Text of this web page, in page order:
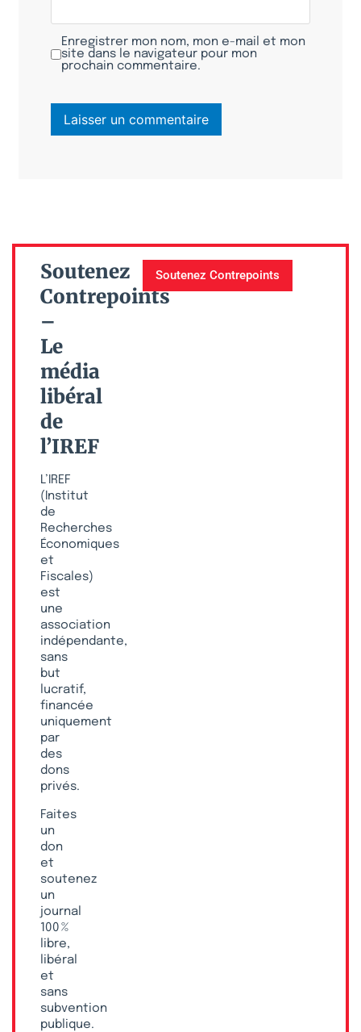
Enregistrer mon nom, mon e-mail et mon
site dans le navigateur pour mon
prochain commentaire.
Soutenez
Contrepoints
–
Le
média
libéral
de
l’IREF
L’IREF
(Institut
de
Recherches
Économiques
et
Fiscales)
est
une
association
indépendante,
sans
but
lucratif,
financée
uniquement
par
des
dons
privés.
Faites
un
don
et
soutenez
un
journal
100 %
libre,
libéral
et
sans
subvention
publique.
Soutenez Contrepoints